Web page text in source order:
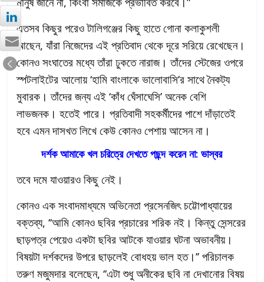
এতসব কিছুর পরেও টালিগঞ্জের কিছু হাতে গোনা কলাকুশলী
আছেন, যাঁরা নিজেদের এই প্রতিবাদ থেকে দূরে সরিয়ে রেখেছেন।
কোনও সংঘাতের মধ্যে তাঁরা ঢুকতে নারাজ। তাঁদের স্টেজের ওপরে
স্পটলাইটের আলোয় ‘হামি বাংলাকে ভালোবাসি’র সাথে নৈকট্য
মুবারক। তাঁদের জন্য এই ‘কাঁধ ঘেঁসাঘেসি’ অনেক বেশি
লাভজনক। হতেই পারে। প্রতিবাদী সহকর্মীদের পাশে দাঁড়াতেই
হবে এমন দাসখত লিখে কেউ কোনও পেশায় আসেন না।
দর্শক আমাকে খল চরিত্রে দেখতে পছন্দ করেন না: ভাস্বর
তবে দমে যাওয়ারও কিছু নেই।
কোনও এক সংবাদমাধ্যমে অভিনেতা প্রসেনজিৎ চট্টোপাধ্যায়ের
বক্তব্য, ‘‘আমি কোনও ছবির প্রচারের শরিক নই। কিন্তু সেন্সরের
ছাড়পত্র পেয়েও একটা ছবির আটকে যাওয়ার ঘটনা অভাবনীয়।
বিষয়টা দর্শকদের উপরে ছাড়লেই বোধহয় ভাল হত।’’ পরিচালক
তরুণ মজুমদার বলেছেন, ‘‘এটা শুধু অনীকের ছবি না দেখানোর বিষয়